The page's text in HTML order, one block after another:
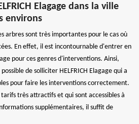
Elagage dans la ville
environs
arbres sont très importantes pour le cas où
En effet, il est incontournable d'entrer en
pour ces genres d'interventions. Ainsi,
de solliciter HELFRICH Elagage qui a
pour faire les interventions correctement.
très attractifs et qui sont accessibles à
supplémentaires, il suffit de